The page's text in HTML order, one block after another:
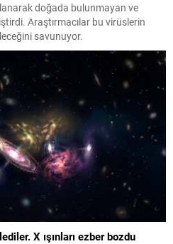
doğada bulunmayan ve
Araştırmacılar bu virüslerin
savunuyor.
X ışınları ezber bozdu